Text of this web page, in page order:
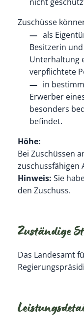
Zuschüsse
als
Besitzerin
Unterhaltung
verpflichtete
in
Erwerber
besonders
befindet.
Höhe:
Bei Zuschüssen
zuschussfähigen
Hinweis: Sie
den Zuschuss.
Zuständige
Das Landesamt